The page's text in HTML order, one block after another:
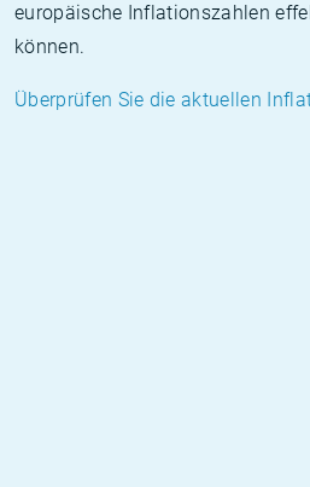
europäische Inflationszahlen
können.
Überprüfen Sie die aktuellen